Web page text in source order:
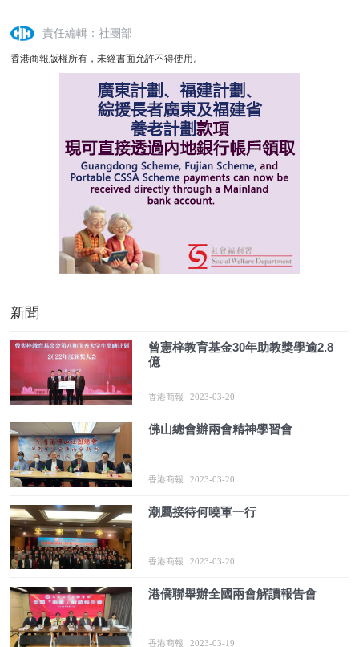
責任編輯：社團部
香港商報版權所有，未經書面允許不得使用。
新聞
曾憲梓教育基金30年助教獎學逾2.8
億
香港商報 2023-03-20
佛山總會辦兩會精神學習會
香港商報 2023-03-20
潮屬接待何曉軍一行
香港商報 2023-03-20
港僑聯舉辦全國兩會解讀報告會
香港商報 2023-03-19